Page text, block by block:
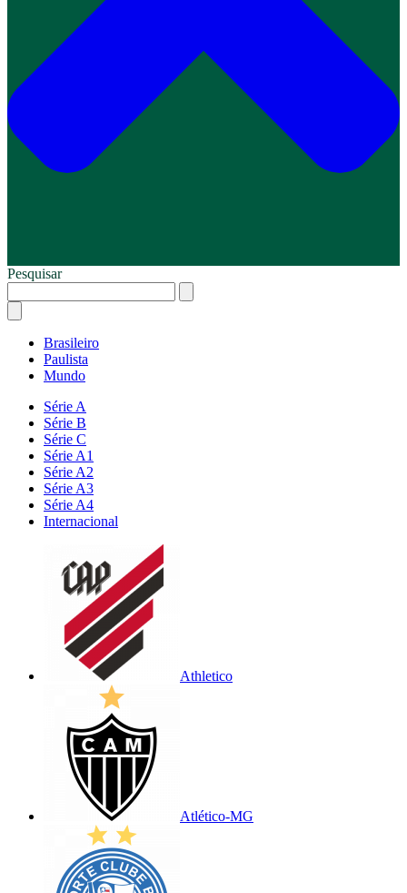
Pesquisar
Brasileiro
Paulista
Mundo
Série A
Série B
Série C
Série A1
Série A2
Série A3
Série A4
Internacional
Athletico
Atlético-MG